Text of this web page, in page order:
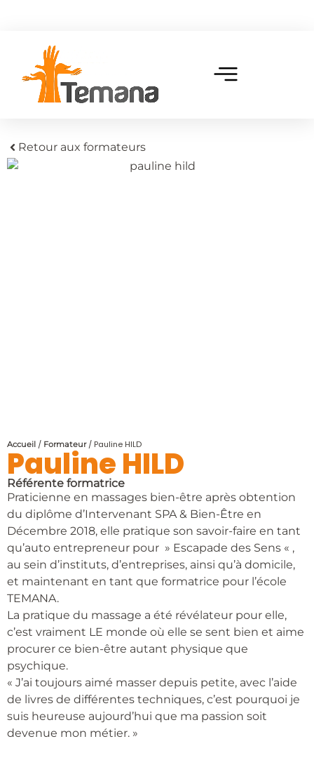
Retour aux formateurs
Accueil / Formateur/ Pauline HILD
Pauline HILD
Référente formatrice
Praticienne en massages bien-être après obtention
du diplôme d’Intervenant SPA & Bien-Être en
Décembre 2018, elle pratique son savoir-faire en tant
qu’auto entrepreneur pour » Escapade des Sens « ,
au sein d’instituts, d’entreprises, ainsi qu’à domicile,
et maintenant en tant que formatrice pour l’école
TEMANA.
La pratique du massage a été révélateur pour elle,
c’est vraiment LE monde où elle se sent bien et aime
procurer ce bien-être autant physique que
psychique.
« J’ai toujours aimé masser depuis petite, avec l’aide
de livres de différentes techniques, c’est pourquoi je
suis heureuse aujourd’hui que ma passion soit
devenue mon métier. »